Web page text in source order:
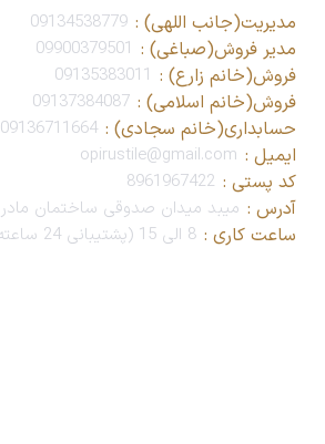
مدیریت(جانب اللهی) : 09134538779
مدیر فروش(صباغی) : 09900379501
فروش(خانم زارع) : 09135383011
فروش(خانم اسلامی) : 09137384087
حسابداری(خانم سجادی) : 09136711664
ایمیل : opirustile@gmail.com
کد پستی : 8961967422
آدرس : میبد میدان صدوقی ساختمان مادر
ساعت کاری : 8 الی 15 (پشتیبانی 24 ساعته)